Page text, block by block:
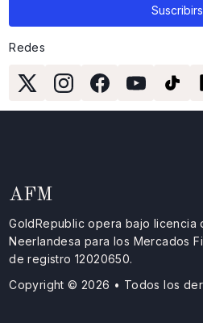
Redes
AFM
GoldRepublic opera bajo licencia
Neerlandesa para los Mercados
de registro 12020650.
Copyright © 2026 • Todos los